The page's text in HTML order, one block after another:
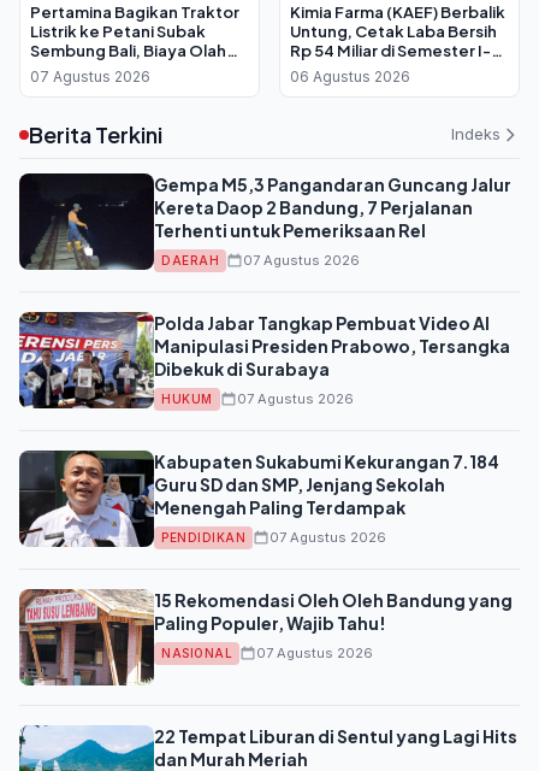
Pertamina Bagikan Traktor
Listrik ke Petani Subak
Sembung Bali, Biaya Olah
Lahan Dipangkas Drastis
07 Agustus 2026
Kimia Farma (KAEF) Berbalik
Untung, Cetak Laba Bersih
Rp 54 Miliar di Semester I-
2026
06 Agustus 2026
Berita Terkini Indeks
Gempa M5,3 Pangandaran Guncang Jalur
Kereta Daop 2 Bandung, 7 Perjalanan
Terhenti untuk Pemeriksaan Rel
DAERAH 07 Agustus 2026
Polda Jabar Tangkap Pembuat Video AI
Manipulasi Presiden Prabowo, Tersangka
Dibekuk di Surabaya
HUKUM 07 Agustus 2026
Kabupaten Sukabumi Kekurangan 7.184
Guru SD dan SMP, Jenjang Sekolah
Menengah Paling Terdampak
PENDIDIKAN 07 Agustus 2026
15 Rekomendasi Oleh Oleh Bandung yang
Paling Populer, Wajib Tahu!
NASIONAL 07 Agustus 2026
22 Tempat Liburan di Sentul yang Lagi Hits
dan Murah Meriah